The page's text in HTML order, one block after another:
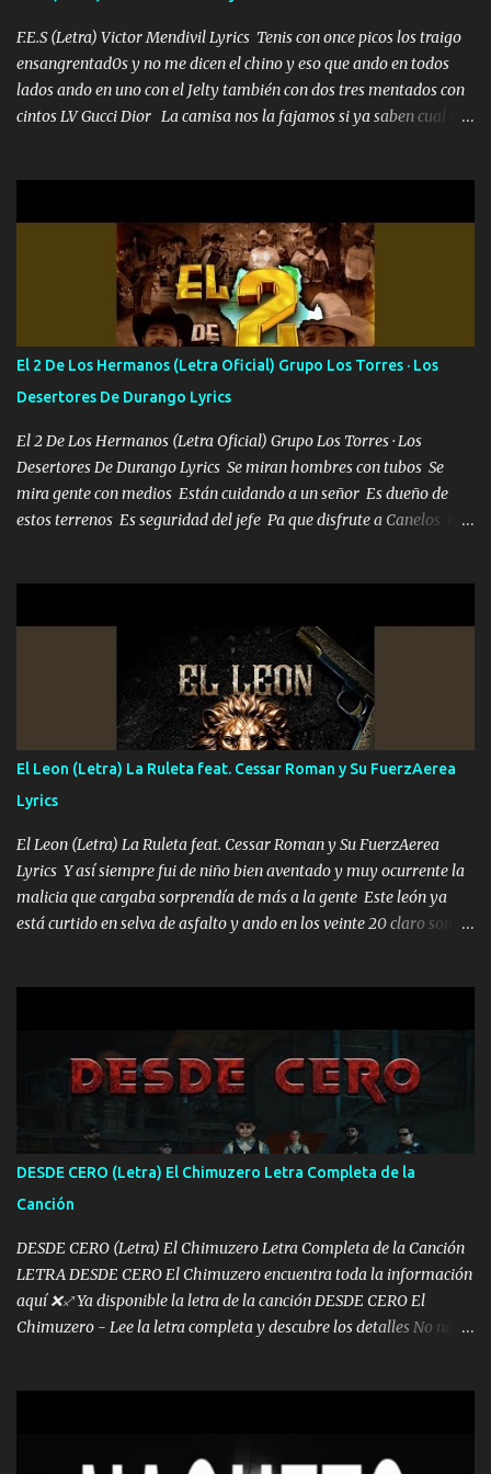
malcriado un malandrón Que Les importa no saben nada falsas
las risas las que me miran hay gente corriente no quieren ve...
F.E.S (Letra) Victor Mendivil Lyrics Tenis con once picos los traigo
ensangrentad0s y no me dicen el chino y eso que ando en todos
lados ando en uno con el Jelty también con dos tres mentados con
cintos LV Gucci Dior La camisa nos la fajamos si ya saben cual es
estándares 110 mil records de pistas no me falta mucho para
verme en las revistas Ya pasé Italia Japón Madrid Milán y también
Francia ropa de 100.000 bolas Louis vuitton es mi fragancia
repleta de presidentes la bolsa estoy en mi pic si no se han dado
cuenta chequeen gráficas del kitch
El 2 De Los Hermanos (Letra Oficial) Grupo Los Torres · Los
Desertores De Durango Lyrics
El 2 De Los Hermanos (Letra Oficial) Grupo Los Torres · Los
Desertores De Durango Lyrics Se miran hombres con tubos Se
mira gente con medios Están cuidando a un señor Es dueño de
estos terrenos Es seguridad del jefe Pa que disfrute a Canelos Es
ni tampoco las mujeres porque es platica de grandes por eso hay
que estar alegres doy las instrucciones para atender los deberes
Música Si es que salta algún problema de confianza tengo gente
ahí está el Hombre Cuarenta y también Pariente 7 arreglan
cualquier problema no más es cuestión que ordené NOS HACE
FALTA UN HERMANO DE CLAVE ERA EL 24 SIEMPRE FUE UN
HOMBRE VALIENTE POR ALGO M'URIÓ PELEAND0 SIEMPRE
VIO POR LA FAMILIA PARA QUE SIGA EL LEGADO Es el DOS de
los HERMANOS un cerebro inteligente y com...
El Leon (Letra) La Ruleta feat. Cessar Roman y Su FuerzAerea
Lyrics
El Leon (Letra) La Ruleta feat. Cessar Roman y Su FuerzAerea
Lyrics Y así siempre fui de niño bien aventado y muy ocurrente la
malicia que cargaba sorprendía de más a la gente Este león ya
está curtido en selva de asfalto y ando en los veinte 20 claro son
pa más pues hay charola les voy a dar hasta topar pues no hay de
otra Música Surcando bien mi camino voy por mi línea no veo a
los lados aquel que no corre vuela no se me duerm voy chicoteado
Ya pasé varias hazañas ya tienen rato que me agarran el colmillo
de este León los estatales no sé esperaron Al tiro esta la PrimiZa
también la nueve que cargo al lado doy la mano al que su amigo y
al traicionero damos pa abajo Y No me paran aquí hay pa más
pues hay charola les voy a dar hasta topar pues no hay de otra...
DESDE CERO (Letra) El Chimuzero Letra Completa de la
Canción
DESDE CERO (Letra) El Chimuzero Letra Completa de la Canción
LETRA DESDE CERO El Chimuzero encuentra toda la información
aquí ❌♐ Ya disponible la letra de la canción DESDE CERO El
Chimuzero - Lee la letra completa y descubre los detalles No nací
❌ www.elnorteduro.com ❌ Yo No limito los Sueños , si no existe